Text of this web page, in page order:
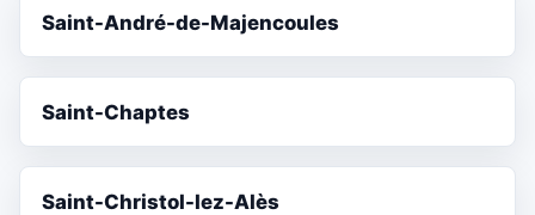
Saint-André-de-Majencoules
Saint-Chaptes
Saint-Christol-lez-Alès